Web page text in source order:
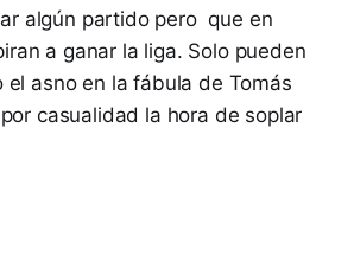
algún partido pero que en
a ganar la liga. Solo pueden
el asno en la fábula de Tomás
casualidad la hora de soplar